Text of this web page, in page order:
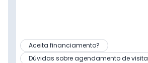
Aceita financiamento?
Dúvidas sobre agendamento de visita